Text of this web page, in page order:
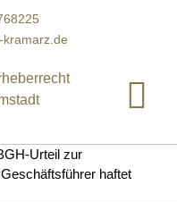
Urteil zur
haftet